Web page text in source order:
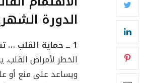
الدورة
1 ــ حماية القلب … تساهم
الخطر لأمراض القلب.
ويساعد على منع أو